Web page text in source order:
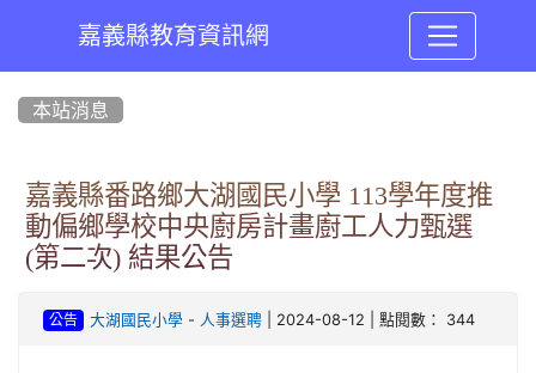
嘉義縣教育資訊網
本站消息
嘉義縣番路鄉大湖國民小學 113學年度推
動偏鄉學校中央廚房計畫廚工人力甄選
(第二次) 結果公告
公告 大湖國民小學- 人事選聘| 2024-08-12 | 點閱數： 344